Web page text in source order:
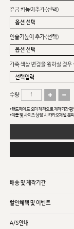
겉굽 키높이추가(선택)
인솔키높이 추가(선택)
가죽 색상 변경을 원하실 경우
수량
*핸드메이드 오더 제작으로 제작기간
*제품 및 사이즈 상담 시 카카오채널 문
배송 및 제작기간
할인혜택 및 이벤트
A/S안내